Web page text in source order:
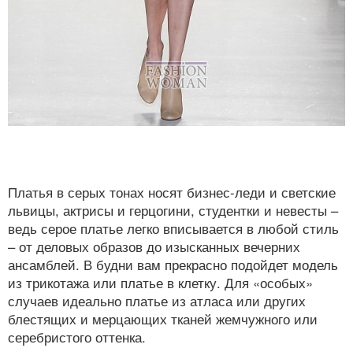
Платья в серых тонах носят бизнес-леди и светские
львицы, актрисы и герцогини, студентки и невесты –
ведь серое платье легко вписывается в любой стиль
– от деловых образов до изысканных вечерних
ансамблей. В будни вам прекрасно подойдет модель
из трикотажа или платье в клетку. Для «особых»
случаев идеально платье из атласа или других
блестящих и мерцающих тканей жемчужного или
серебристого оттенка.